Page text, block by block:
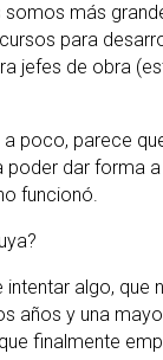
más
para
jefes de obra
poco, parece
poder dar forma
funcionó.
intentar algo, que
años y una
finalmente